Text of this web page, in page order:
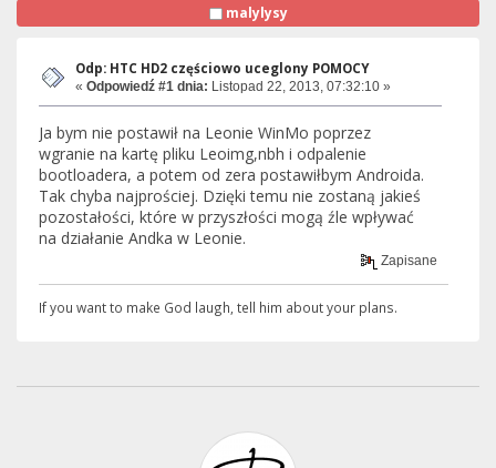
malylysy
Odp: HTC HD2 częściowo uceglony POMOCY
« Odpowiedź #1 dnia: Listopad 22, 2013, 07:32:10 »
Ja bym nie postawił na Leonie WinMo poprzez
wgranie na kartę pliku Leoimg,nbh i odpalenie
bootloadera, a potem od zera postawiłbym Androida.
Tak chyba najprościej. Dzięki temu nie zostaną jakieś
pozostałości, które w przyszłości mogą źle wpływać
na działanie Andka w Leonie.
Zapisane
If you want to ma­ke God laugh, tell him about your plans.